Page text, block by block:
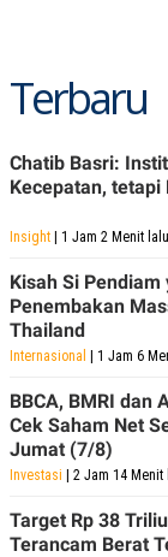
Terbaru
Chatib Basri:
Kecepatan, tetapi
Insight | 1 Jam 2 Menit lalu
Kisah Si
Penembakan
Thailand
Internasional | 1 Jam 6
BBCA, BMRI dan
Cek Saham Net
Jumat (7/8)
Investasi | 2 Jam 14 Menit
Target Rp 38
Terancam Berat